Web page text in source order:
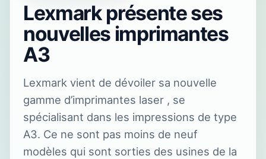
Lexmark présente ses
nouvelles imprimantes
A3
Lexmark vient de dévoiler sa nouvelle
gamme d’imprimantes laser , se
spécialisant dans les impressions de type
A3. Ce ne sont pas moins de neuf
modèles qui sont sorties des usines de la